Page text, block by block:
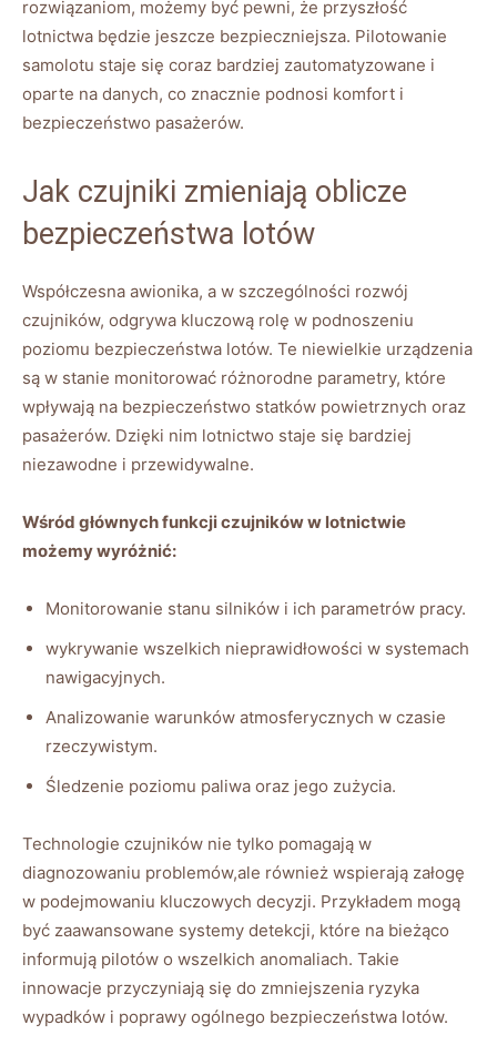
⁤rozwiązaniom, możemy być⁢ pewni, że przyszłość
lotnictwa będzie jeszcze bezpieczniejsza. Pilotowanie
samolotu staje⁣ się coraz bardziej zautomatyzowane‍ i
oparte na danych, co​ znacznie‌ podnosi komfort i​
bezpieczeństwo pasażerów.
Jak czujniki⁣ zmieniają oblicze
⁢bezpieczeństwa‍ lotów
Współczesna awionika, a⁣ w‍ szczególności ​rozwój‍
czujników, odgrywa kluczową ‌rolę‌ w podnoszeniu
⁤poziomu ​bezpieczeństwa lotów. ‌Te niewielkie urządzenia
są w stanie monitorować różnorodne parametry, które
wpływają na⁢ bezpieczeństwo ‌statków powietrznych oraz⁢
pasażerów. Dzięki nim lotnictwo staje się⁤ bardziej
niezawodne i przewidywalne.
Wśród głównych funkcji czujników w lotnictwie
możemy wyróżnić:
Monitorowanie‍ stanu silników i ich‌ parametrów pracy.
wykrywanie wszelkich nieprawidłowości w ‍systemach
nawigacyjnych.
Analizowanie warunków⁢ atmosferycznych w czasie
rzeczywistym.
Śledzenie poziomu paliwa oraz jego zużycia.
Technologie czujników nie tylko pomagają⁤ w
diagnozowaniu problemów,ale również wspierają⁣ załogę
w podejmowaniu kluczowych decyzji. Przykładem mogą
być zaawansowane systemy detekcji, które na ‍bieżąco
informują pilotów o wszelkich anomaliach. Takie
‍innowacje​ przyczyniają​ się⁤ do zmniejszenia ryzyka
wypadków i poprawy ogólnego bezpieczeństwa lotów.